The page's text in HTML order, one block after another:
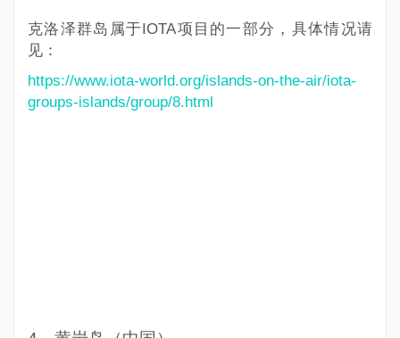
克洛泽群岛属于IOTA项目的一部分，具体情况请
见：
https://www.iota-world.org/islands-on-the-air/iota-
groups-islands/group/8.html